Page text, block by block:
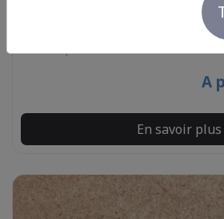
Cercle Prénom En Bois
A
En savoir plus